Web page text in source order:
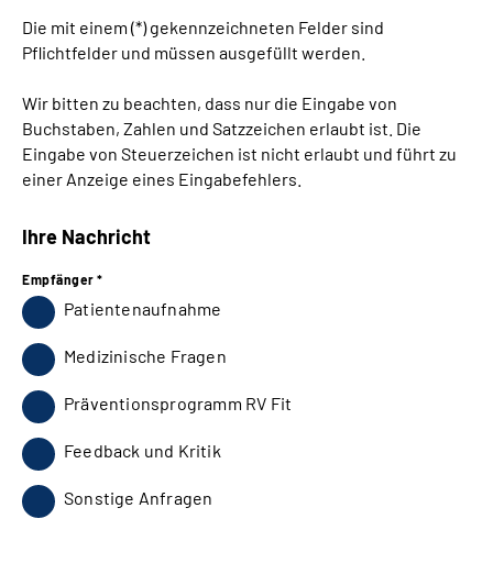
Die mit einem (*) gekennzeichneten Felder sind
Pflichtfelder und müssen ausgefüllt werden.
Wir bitten zu beachten, dass nur die Eingabe von
Buchstaben, Zahlen und Satzzeichen erlaubt ist. Die
Eingabe von Steuerzeichen ist nicht erlaubt und führt zu
einer Anzeige eines Eingabefehlers.
Ihre Nachricht
Empfänger *
Patientenaufnahme
Medizinische Fragen
Präventionsprogramm RV Fit
Feedback und Kritik
Sonstige Anfragen